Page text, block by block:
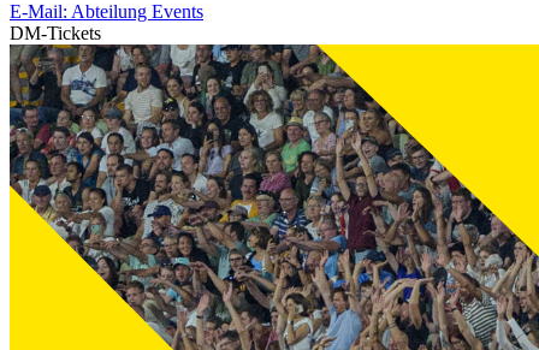
E-Mail: Abteilung Events
DM-Tickets